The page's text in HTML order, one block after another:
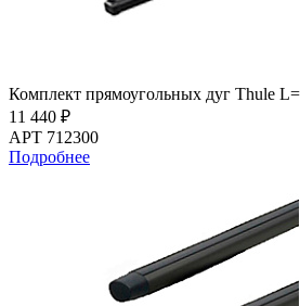
Комплект прямоугольных дуг Thule
11 440 ₽
АРТ 712300
Подробнее